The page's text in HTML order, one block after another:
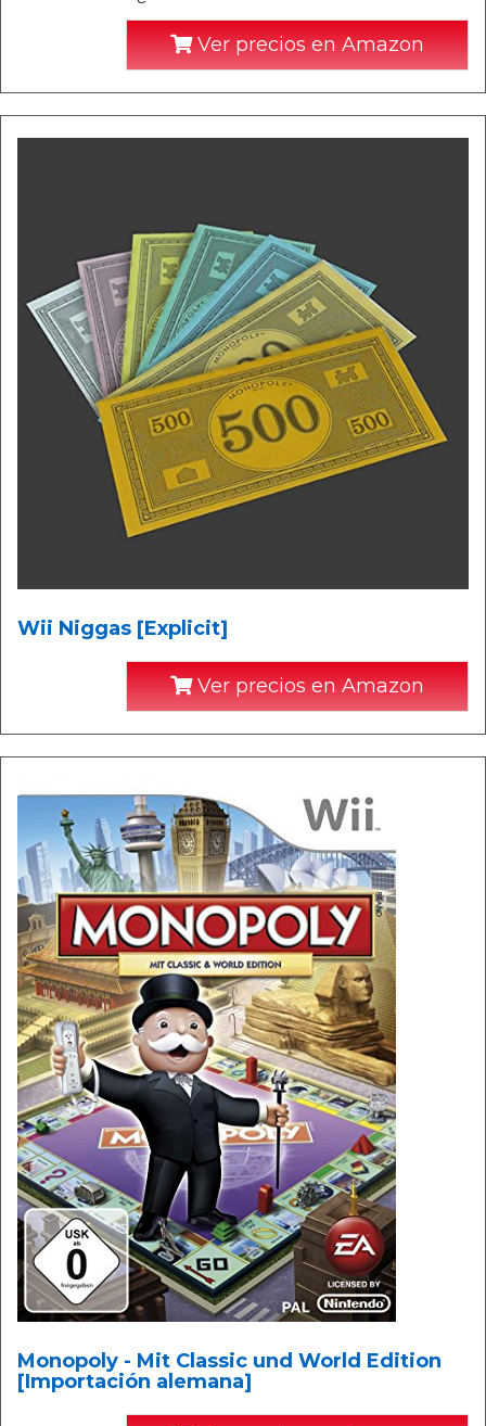
Ver precios en Amazon
Wii Niggas [Explicit]
Ver precios en Amazon
Monopoly - Mit Classic und World Edition
[Importación alemana]